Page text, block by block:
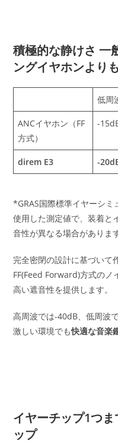
積極的な静けさ 一
ングイヤホンより
低周
ANCイヤホン（FF
方式）
-
direm E3 -
*GRAS国際標準イヤーシ
使用した測定値で、装着と
音性が異なる場合があります
完全密閉の設計に基づい
FF(Feed Forward)方式のノ
高い遮音性を提供します。
高周波では-40dB、低周波
激しい環境でも快適な音楽
イヤーチップ1つ
ップ